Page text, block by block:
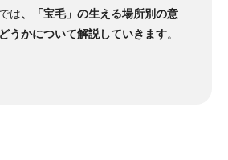
は、「宝毛」の生える場所別の意
うかについて解説していきます。